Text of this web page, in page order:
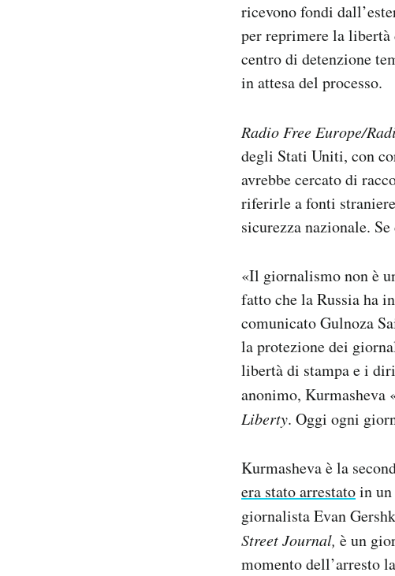
ricevono fondi
per reprimere la libertà
centro di detenzione
in attesa del processo.
Radio Free Europe/
degli Stati Uniti, con
avrebbe cercato di
riferirle a fonti
sicurezza nazionale.
«Il giornalismo non è
fatto che la Russia ha
comunicato Gulnoza
la protezione dei
libertà di stampa e i
anonimo, Kurmasheva
Liberty. Oggi ogni
Kurmasheva è la
era stato arrestatoin
giornalista Evan
Street Journal, è un
momento dell’arresto